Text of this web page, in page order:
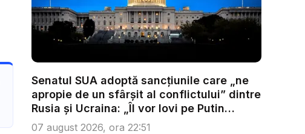
Senatul SUA adoptă sancțiunile care „ne
apropie de un sfârșit al conflictului” dintre
Rusia și Ucraina: „Îl vor lovi pe Putin
acolo...
07 august 2026, ora 22:51